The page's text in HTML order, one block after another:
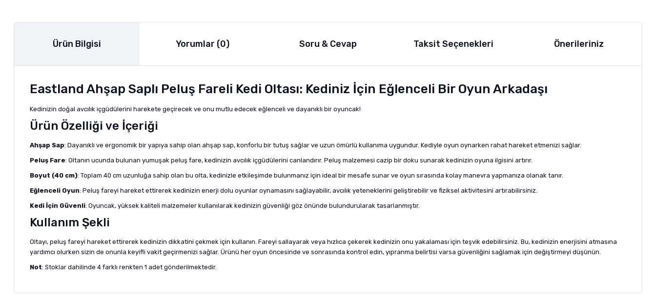
Ürün Bilgisi Yorumlar (0) Soru & Cevap Taksit Seçenekleri Önerileriniz
Eastland Ahşap Saplı Peluş Fareli Kedi Oltası: Kediniz İçin Eğlenceli Bir Oyun Arkadaşı
Kedinizin doğal avcılık içgüdülerini harekete geçirecek ve onu mutlu edecek eğlenceli ve dayanıklı bir oyuncak!
Ürün Özelliği ve İçeriği
Ahşap Sap: Dayanıklı ve ergonomik bir yapıya sahip olan ahşap sap, konforlu bir tutuş sağlar ve uzun ömürlü kullanıma uygundur. Kediyle oyun oynarken rahat hareket etmenizi sağlar.
Peluş Fare: Oltanın ucunda bulunan yumuşak peluş fare, kedinizin avcılık içgüdülerini canlandırır. Peluş malzemesi cazip bir doku sunarak kedinizin oyuna ilgisini artırır.
Boyut (40 cm): Toplam 40 cm uzunluğa sahip olan bu olta, kedinizle etkileşimde bulunmanız için ideal bir mesafe sunar ve oyun sırasında kolay manevra yapmanıza olanak tanır.
Eğlenceli Oyun: Peluş fareyi hareket ettirerek kedinizin enerji dolu oyunlar oynamasını sağlayabilir, avcılık yeteneklerini geliştirebilir ve fiziksel aktivitesini artırabilirsiniz.
Kedi İçin Güvenli: Oyuncak, yüksek kaliteli malzemeler kullanılarak kedinizin güvenliği göz önünde bulundurularak tasarlanmıştır.
Kullanım Şekli
Oltayı, peluş fareyi hareket ettirerek kedinizin dikkatini çekmek için kullanın. Fareyi sallayarak veya hızlıca çekerek kedinizin onu yakalaması için teşvik edebilirsiniz. Bu, kedinizin enerjisini atmasına
yardımcı olurken sizin de onunla keyifli vakit geçirmenizi sağlar. Ürünü her oyun öncesinde ve sonrasında kontrol edin, yıpranma belirtisi varsa güvenliğini sağlamak için değiştirmeyi düşünün.
Not: Stoklar dahilinde 4 farklı renkten 1 adet gönderilmektedir.